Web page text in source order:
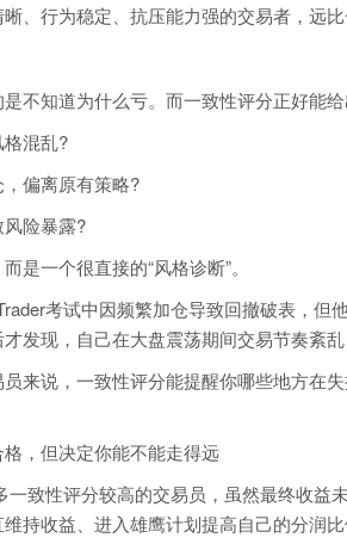
、行为稳定、抗压能力强的交易者，远
不知道为什么亏。而一致性评分正好能给
混乱?
偏离原有策略?
险暴露?
是一个很直接的“风格诊断”。
考试中因频繁加仓导致回撤破表，但
发现，自己在大盘震荡期间交易节奏紊
来说，一致性评分能提醒你哪些地方在
，但决定你能不能走得远
一致性评分较高的交易员，虽然最终收益
持收益、进入雄鹰计划提高自己的分润比